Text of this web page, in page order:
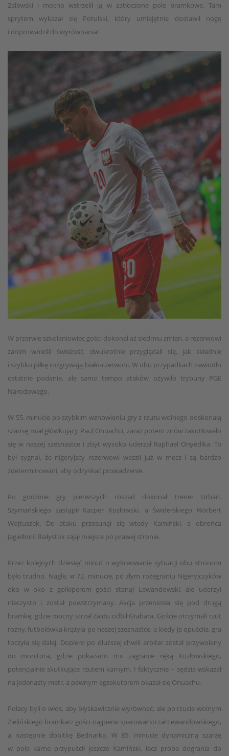
Zalewski i mocno wstrzelił ją w zatłoczone pole bramkowe. Tam
sprytem wykazał się Potulski, który umiejętnie dostawił nogę
i doprowadził do wyrównania!
W przerwie szkoleniowiec gości dokonał aż siedmiu zmian, a rezerwowi
zanim wnieśli świeżość, dwukrotnie przyglądali się, jak składnie
i szybko piłkę rozgrywają biało-czerwoni. W obu przypadkach zawiodło
ostatnie podanie, ale samo tempo ataków ożywiło trybuny PGE
Narodowego.
W 55. minucie po szybkim wznowieniu gry z rzutu wolnego doskonałą
szansę miał główkujący Paul Onuachu, zaraz potem znów zakotłowało
się w naszej szesnastce i zbyt wysoko uderzał Raphael Onyedika. To
był sygnał, że nigeryjscy rezerwowi weszli już w mecz i są bardzo
zdeterminowani, aby odzyskać prowadzenie.
Po godzinie gry pierwszych roszad dokonał trener Urban.
Szymańskiego zastąpił Kacper Kozłowski, a Świderskiego Norbert
Wojtuszek. Do ataku przesunął się wtedy Kamiński, a obrońca
Jagiellonii Białystok zajął miejsce po prawej stronie.
Przez kolejnych dziesięć minut o wykreowanie sytuacji obu stronom
było trudno. Nagle, w 72. minucie, po złym rozegraniu Nigeryjczyków
oko w oko z golkiperem gości stanął Lewandowski, ale uderzył
nieczysto i został powstrzymany. Akcja przeniosła się pod drugą
bramkę, gdzie mocny strzał Zaidu odbił Grabara. Goście otrzymali rzut
rożny, futbolówka krążyła po naszej szesnastce, a kiedy je opuściła, gra
toczyła się dalej. Dopiero po dłuższej chwili arbiter został przywołany
do monitora, gdzie pokazano mu zagranie ręką Kozłowskiego,
potencjalnie skutkujące rzutem karnym. I faktycznie – sędzia wskazał
na jedenasty metr, a pewnym egzekutorem okazał się Onuachu.
Polacy byli o włos, aby błyskawicznie wyrównać, ale po rzucie wolnym
Zielińskiego bramkarz gości najpierw sparował strzał Lewandowskiego,
a następnie dobitkę Bednarka. W 85. minucie dynamiczną szarżę
w pole karne przypuścił jeszcze Kamiński, lecz próba dogrania do